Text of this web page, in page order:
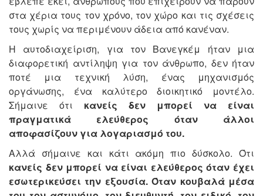
στα χέρια τους τον χρόνο, τον χώρο και τις σχέσεις
τους χωρίς να περιμένουν άδεια από κανέναν.
Η αυτοδιαχείριση, για τον Βανεγκέμ ήταν μια
διαφορετική αντίληψη για τον άνθρωπο, δεν ήταν
ποτέ μια τεχνική λύση, ένας μηχανισμός
οργάνωσης, ένα καλύτερο διοικητικό μοντέλο.
Σήμαινε ότι κανείς δεν μπορεί να είναι
πραγματικά ελεύθερος όταν άλλοι
αποφασίζουν για λογαριασμό του.
Αλλά σήμαινε και κάτι ακόμη πιο δύσκολο. Ότι
κανείς δεν μπορεί να είναι ελεύθερος όταν έχει
εσωτερικεύσει την εξουσία. Όταν κουβαλά μέσα